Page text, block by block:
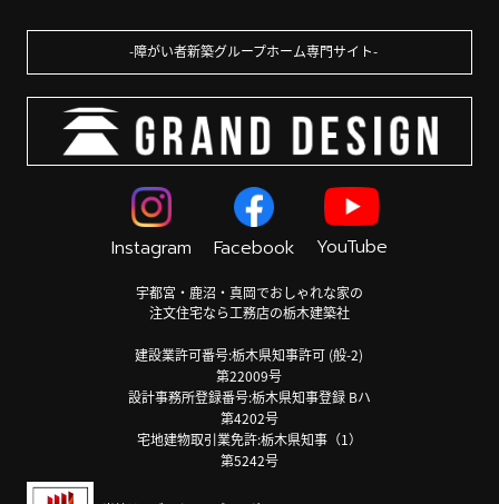
障がい者新築グループホーム専門サイト
Instagram Facebook YouTube
宇都宮・鹿沼・真岡でおしゃれな家の
注文住宅なら工務店の栃木建築社
建設業許可番号:栃木県知事許可 (般-2)
第22009号
設計事務所登録番号:栃木県知事登録 Bハ
第4202号
宅地建物取引業免許:栃木県知事（1）
第5242号